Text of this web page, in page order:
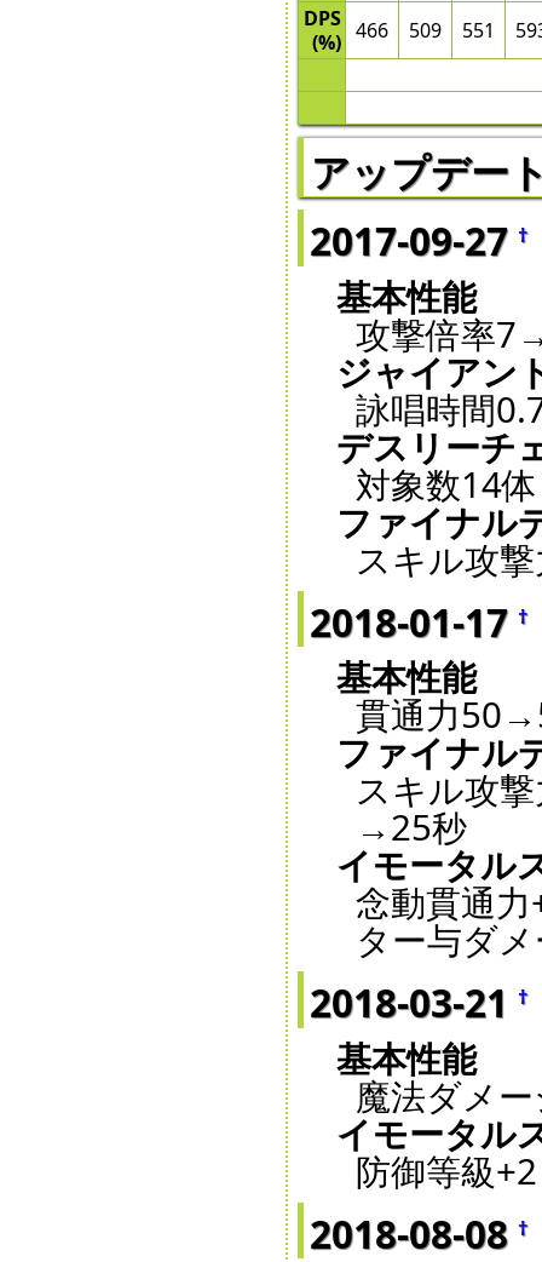
DPS
(%) 466 509 551
アップデー
2017-09-27 †
基本性能
攻撃倍率
ジャイアン
詠唱時間
デスリーチ
対象数14
ファイナル
スキル攻
2018-01-17 †
基本性能
貫通力
ファイナル
スキル攻
→25秒
イモータル
念動貫通
ター与ダ
2018-03-21 †
基本性能
魔法ダメ
イモータル
防御等級
2018-08-08 †